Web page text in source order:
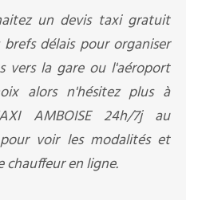
un devis taxi gratuit
délais pour organiser
vers la gare ou l'aéroport
alors n'hésitez plus à
AMBOISE 24h/7j au
pour voir les modalités et
chauffeur en ligne.